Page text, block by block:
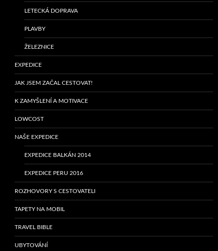
LETECKÁ DOPRAVA
PLAVBY
ŽELEZNICE
EXPEDICE
JAK JSEM ZAČAL CESTOVAT!
K ZAMYŠLENÍ A MOTIVACE
LOWCOST
NAŠE EXPEDICE
EXPEDICE BALKÁN 2014
EXPEDICE PERU 2016
ROZHOVORY S CESTOVATELI
TAPETY NA MOBIL
TRAVEL BIBLE
UBYTOVÁNÍ